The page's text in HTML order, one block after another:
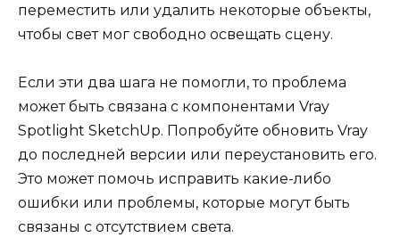
переместить или удалить некоторые объекты,
чтобы свет мог свободно освещать сцену.
Если эти два шага не помогли, то проблема
может быть связана с компонентами Vray
Spotlight SketchUp. Попробуйте обновить Vray
до последней версии или переустановить его.
Это может помочь исправить какие-либо
ошибки или проблемы, которые могут быть
связаны с отсутствием света.